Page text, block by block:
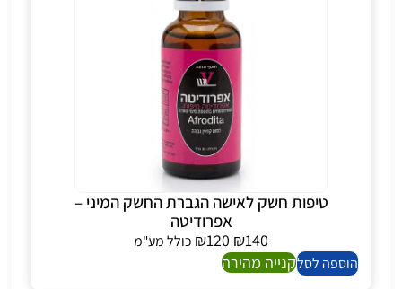
טיפות חשק לאישה הגברת החשק המיני –
אפרודיטה
₪140
₪120
כולל מע"מ
הוספה לסלקנייה מהירה